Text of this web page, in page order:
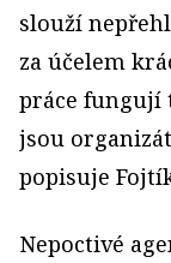
slouží
za účelem
práce fungují
jsou
popisuje
Nepoctivé